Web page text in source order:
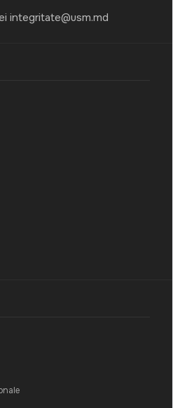
integritate@usm.md